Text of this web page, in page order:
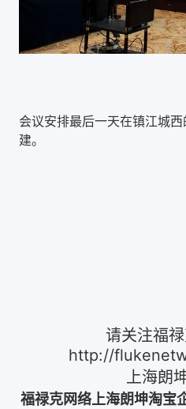
会议安排最后一天在镇江城
建。
请关注福禄
http://
上海朗
福禄克网络上海朗坤淘宝